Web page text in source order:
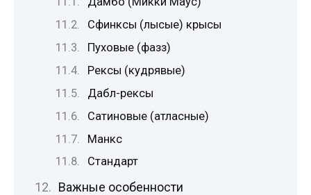
Сфинксы (лысые) крысы
Пуховые (фазз)
Рексы (кудрявые)
Дабл-рексы
Сатиновые (атласные)
Манкс
Стандарт
Важные особенности